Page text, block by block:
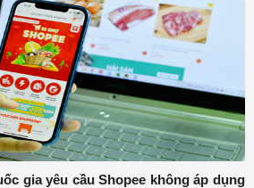
gia yêu cầu Shopee không áp dụng